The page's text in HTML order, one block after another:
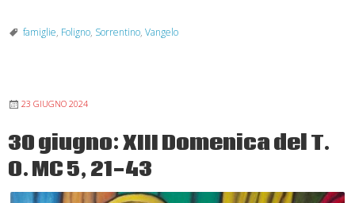
2024:
B
Mc
famiglie, Foligno, Sorrentino, Vangelo
23 GIUGNO 2024
30 giugno: XIII Domenica del T.
O. MC 5, 21-43